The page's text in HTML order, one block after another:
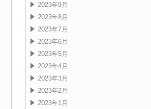
2023年9月
2023年8月
2023年7月
2023年6月
2023年5月
2023年4月
2023年3月
2023年2月
2023年1月